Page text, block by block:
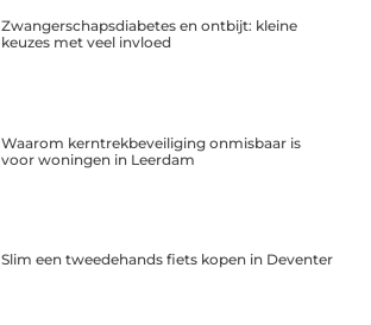
Zwangerschapsdiabetes en ontbijt: kleine
keuzes met veel invloed
Waarom kerntrekbeveiliging onmisbaar is
voor woningen in Leerdam
Slim een tweedehands fiets kopen in Deventer